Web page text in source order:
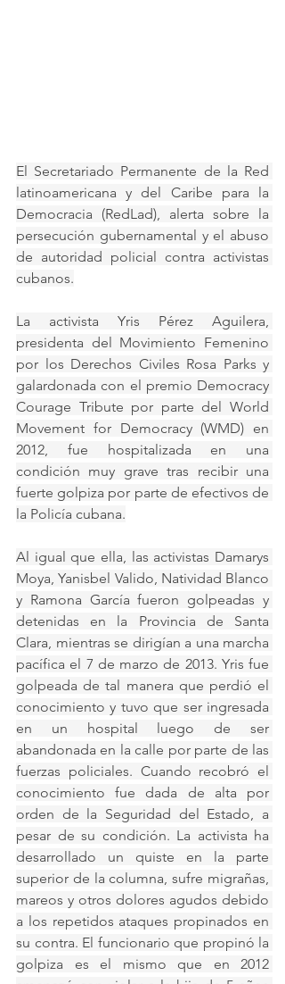
El Secretariado Permanente de la Red
latinoamericana y del Caribe para la
Democracia (RedLad), alerta sobre la
persecución gubernamental y el abuso
de autoridad policial contra activistas
cubanos.
La activista Yris Pérez Aguilera,
presidenta del Movimiento Femenino
por los Derechos Civiles Rosa Parks y
galardonada con el premio Democracy
Courage Tribute por parte del World
Movement for Democracy (WMD) en
2012, fue hospitalizada en una
condición muy grave tras recibir una
fuerte golpiza por parte de efectivos de
la Policía cubana.
Al igual que ella, las activistas Damarys
Moya, Yanisbel Valido, Natividad Blanco
y Ramona García fueron golpeadas y
detenidas en la Provincia de Santa
Clara, mientras se dirigían a una marcha
pacífica el 7 de marzo de 2013. Yris fue
golpeada de tal manera que perdió el
conocimiento y tuvo que ser ingresada
en un hospital luego de ser
abandonada en la calle por parte de las
fuerzas policiales. Cuando recobró el
conocimiento fue dada de alta por
orden de la Seguridad del Estado, a
pesar de su condición. La activista ha
desarrollado un quiste en la parte
superior de la columna, sufre migrañas,
mareos y otros dolores agudos debido
a los repetidos ataques propinados en
su contra. El funcionario que propinó la
golpiza es el mismo que en 2012